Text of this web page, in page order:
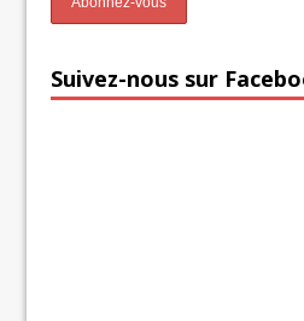
Suivez-nous sur